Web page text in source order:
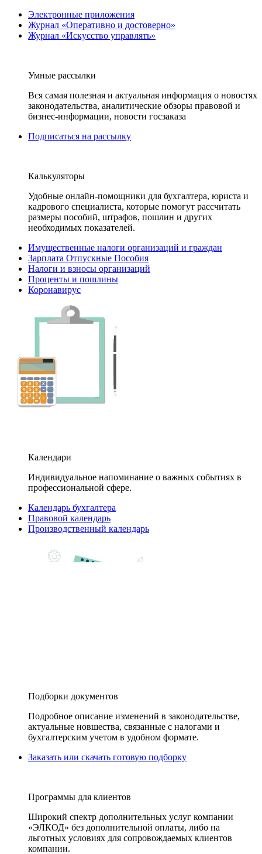
Электронные приложения
Журнал «Оперативно и достоверно»
Журнал «Искусство управлять»
Умные рассылки
Вся самая полезная и актуальная информация о новостях
законодательства, аналитические обзоры правовой и
бизнес-информации, новости госзаказа
Подписаться на рассылку
Калькуляторы
Удобные онлайн-помощники для бухгалтера, юриста и
кадрового специалиста, которые помогут рассчитать
размеры пособий, штрафов, пошлин и других
необходимых показателей.
Имущественные налоги организаций и граждан
Зарплата Отпускные Пособия
Налоги и взносы организаций
Проценты и пошлины
Коронавирус
Календари
Индивидуальное напоминание о важных событиях в
профессиональной сфере.
Календарь бухгалтера
Правовой календарь
Производственный календарь
Подборки документов
Подробное описание изменений в законодательстве,
актуальные новшества, связанные с налогами и
бухгалтерским учетом в удобном формате.
Заказать или скачать готовую подборку
Программы для клиентов
Широкий спектр дополнительных услуг компании
«ЭЛКОД» без дополнительной оплаты, либо на
льготных условиях для сопровождаемых клиентов
компании.